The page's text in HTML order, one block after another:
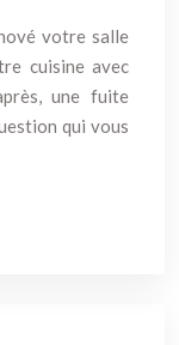
votre salle
cuisine avec
une fuite
qui vous